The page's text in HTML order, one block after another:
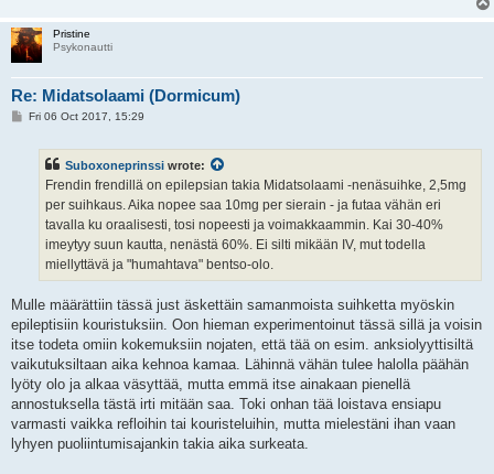
Pristine
Psykonautti
Re: Midatsolaami (Dormicum)
PFri 06 Oct 2017, 15:29
Suboxoneprinssi wrote:
Frendin frendillä on epilepsian takia Midatsolaami -nenäsuihke, 2,5mg
per suihkaus. Aika nopee saa 10mg per sierain - ja futaa vähän eri
tavalla ku oraalisesti, tosi nopeesti ja voimakkaammin. Kai 30-40%
imeytyy suun kautta, nenästä 60%. Ei silti mikään IV, mut todella
miellyttävä ja "humahtava" bentso-olo.
Mulle määrättiin tässä just äskettäin samanmoista suihketta myöskin
epileptisiin kouristuksiin. Oon hieman experimentoinut tässä sillä ja voisin
itse todeta omiin kokemuksiin nojaten, että tää on esim. anksiolyyttisiltä
vaikutuksiltaan aika kehnoa kamaa. Lähinnä vähän tulee halolla päähän
lyöty olo ja alkaa väsyttää, mutta emmä itse ainakaan pienellä
annostuksella tästä irti mitään saa. Toki onhan tää loistava ensiapu
varmasti vaikka refloihin tai kouristeluihin, mutta mielestäni ihan vaan
lyhyen puoliintumisajankin takia aika surkeata.